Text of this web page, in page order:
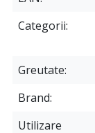
Categorii
Greutate
Brand
Utilizare